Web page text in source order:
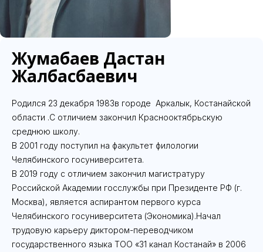
Жумабаев Дастан
Жалбасбаевич
Родился 23 декабря 1983в городе Аркалык, Костанайской
области .С отличием закончил Краснооктябрьскую
среднюю школу.
В 2001 году поступил на факультет филологии
Челябинского госуниверситета.
В 2019 году с отличием закончил магистратуру
Российской Академии госслужбы при Президенте РФ (г.
Москва), является аспирантом первого курса
Челябинского госуниверситета (Экономика).Начал
трудовую карьеру диктором-переводчиком
государственного языка ТОО «31 канал Костанай» в 2006